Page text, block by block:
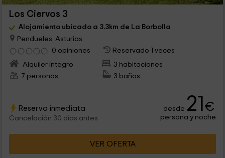
Los Ciervos 3
Alojamiento ubicado a 3.3km de La Borbolla
Pendueles, Asturias
0 opiniones
Reservado 1 veces
Alquiler íntegro
3 habitaciones
7 personas
3 baños
Reserva inmediata
Cancelación 30 días antes
desde 21€
persona y noche
VER OFERTA